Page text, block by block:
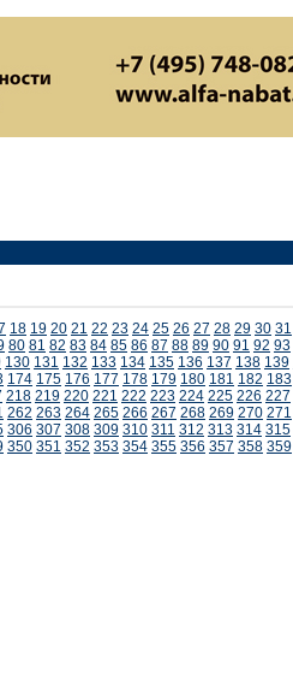
18 19 20 21 22 23 24 25 26 27 28 29 30 31
80 81 82 83 84 85 86 87 88 89 90 91 92 93
130 131 132 133 134 135 136 137 138 139
174 175 176 177 178 179 180 181 182 183
218 219 220 221 222 223 224 225 226 227
262 263 264 265 266 267 268 269 270 271
306 307 308 309 310 311 312 313 314 315
350 351 352 353 354 355 356 357 358 359